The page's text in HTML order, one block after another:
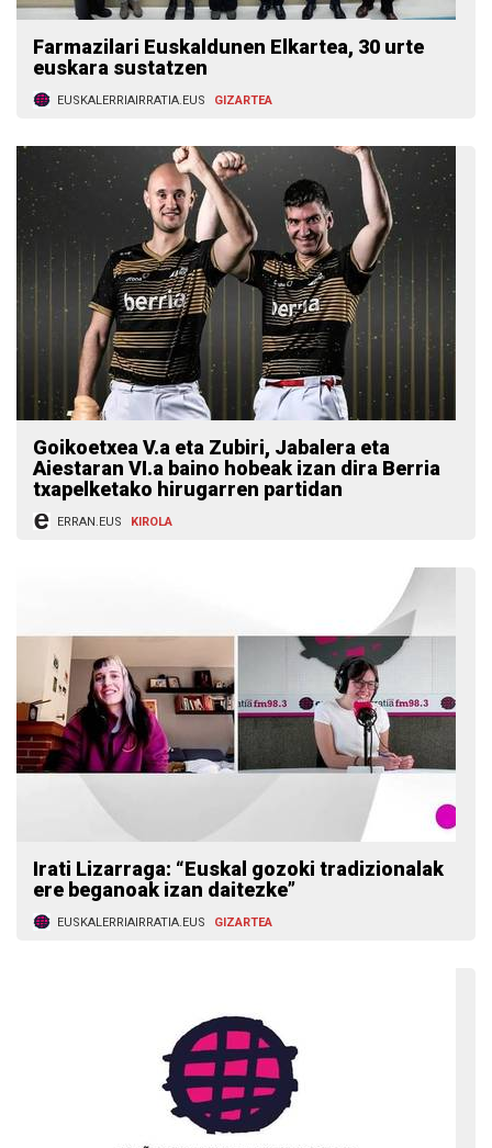
Farmazilari Euskaldunen Elkartea, 30 urte
euskara sustatzen
EUSKALERRIAIRRATIA.EUS GIZARTEA
Goikoetxea V.a eta Zubiri, Jabalera eta
Aiestaran VI.a baino hobeak izan dira Berria
txapelketako hirugarren partidan
ERRAN.EUS KIROLA
Irati Lizarraga: “Euskal gozoki tradizionalak
ere beganoak izan daitezke”
EUSKALERRIAIRRATIA.EUS GIZARTEA